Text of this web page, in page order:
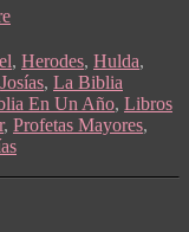
, Herodes, Hulda,
Josías, La Biblia
En Un Año, Libros
, Profetas Mayores,